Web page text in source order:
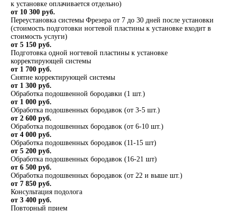
к установке оплачивается отдельно)
от 10 300 руб.
Переустановка системы Фрезера от 7 до 30 дней после установки
(стоимость подготовки ногтевой пластины к установке входит в
стоимость услуги)
от 5 150 руб.
Подготовка одной ногтевой пластины к установке
корректирующей системы
от 1 700 руб.
Снятие корректирующей системы
от 1 300 руб.
Обработка подошвенной бородавки (1 шт.)
от 1 000 руб.
Обработка подошвенных бородавок (от 3-5 шт.)
от 2 600 руб.
Обработка подошвенных бородавок (от 6-10 шт.)
от 4 000 руб.
Обработка подошвенных бородавок (11-15 шт)
от 5 200 руб.
Обработка подошвенных бородавок (16-21 шт)
от 6 500 руб.
Обработка подошвенных бородавок (от 22 и выше шт.)
от 7 850 руб.
Консультация подолога
от 3 400 руб.
Повторный прием